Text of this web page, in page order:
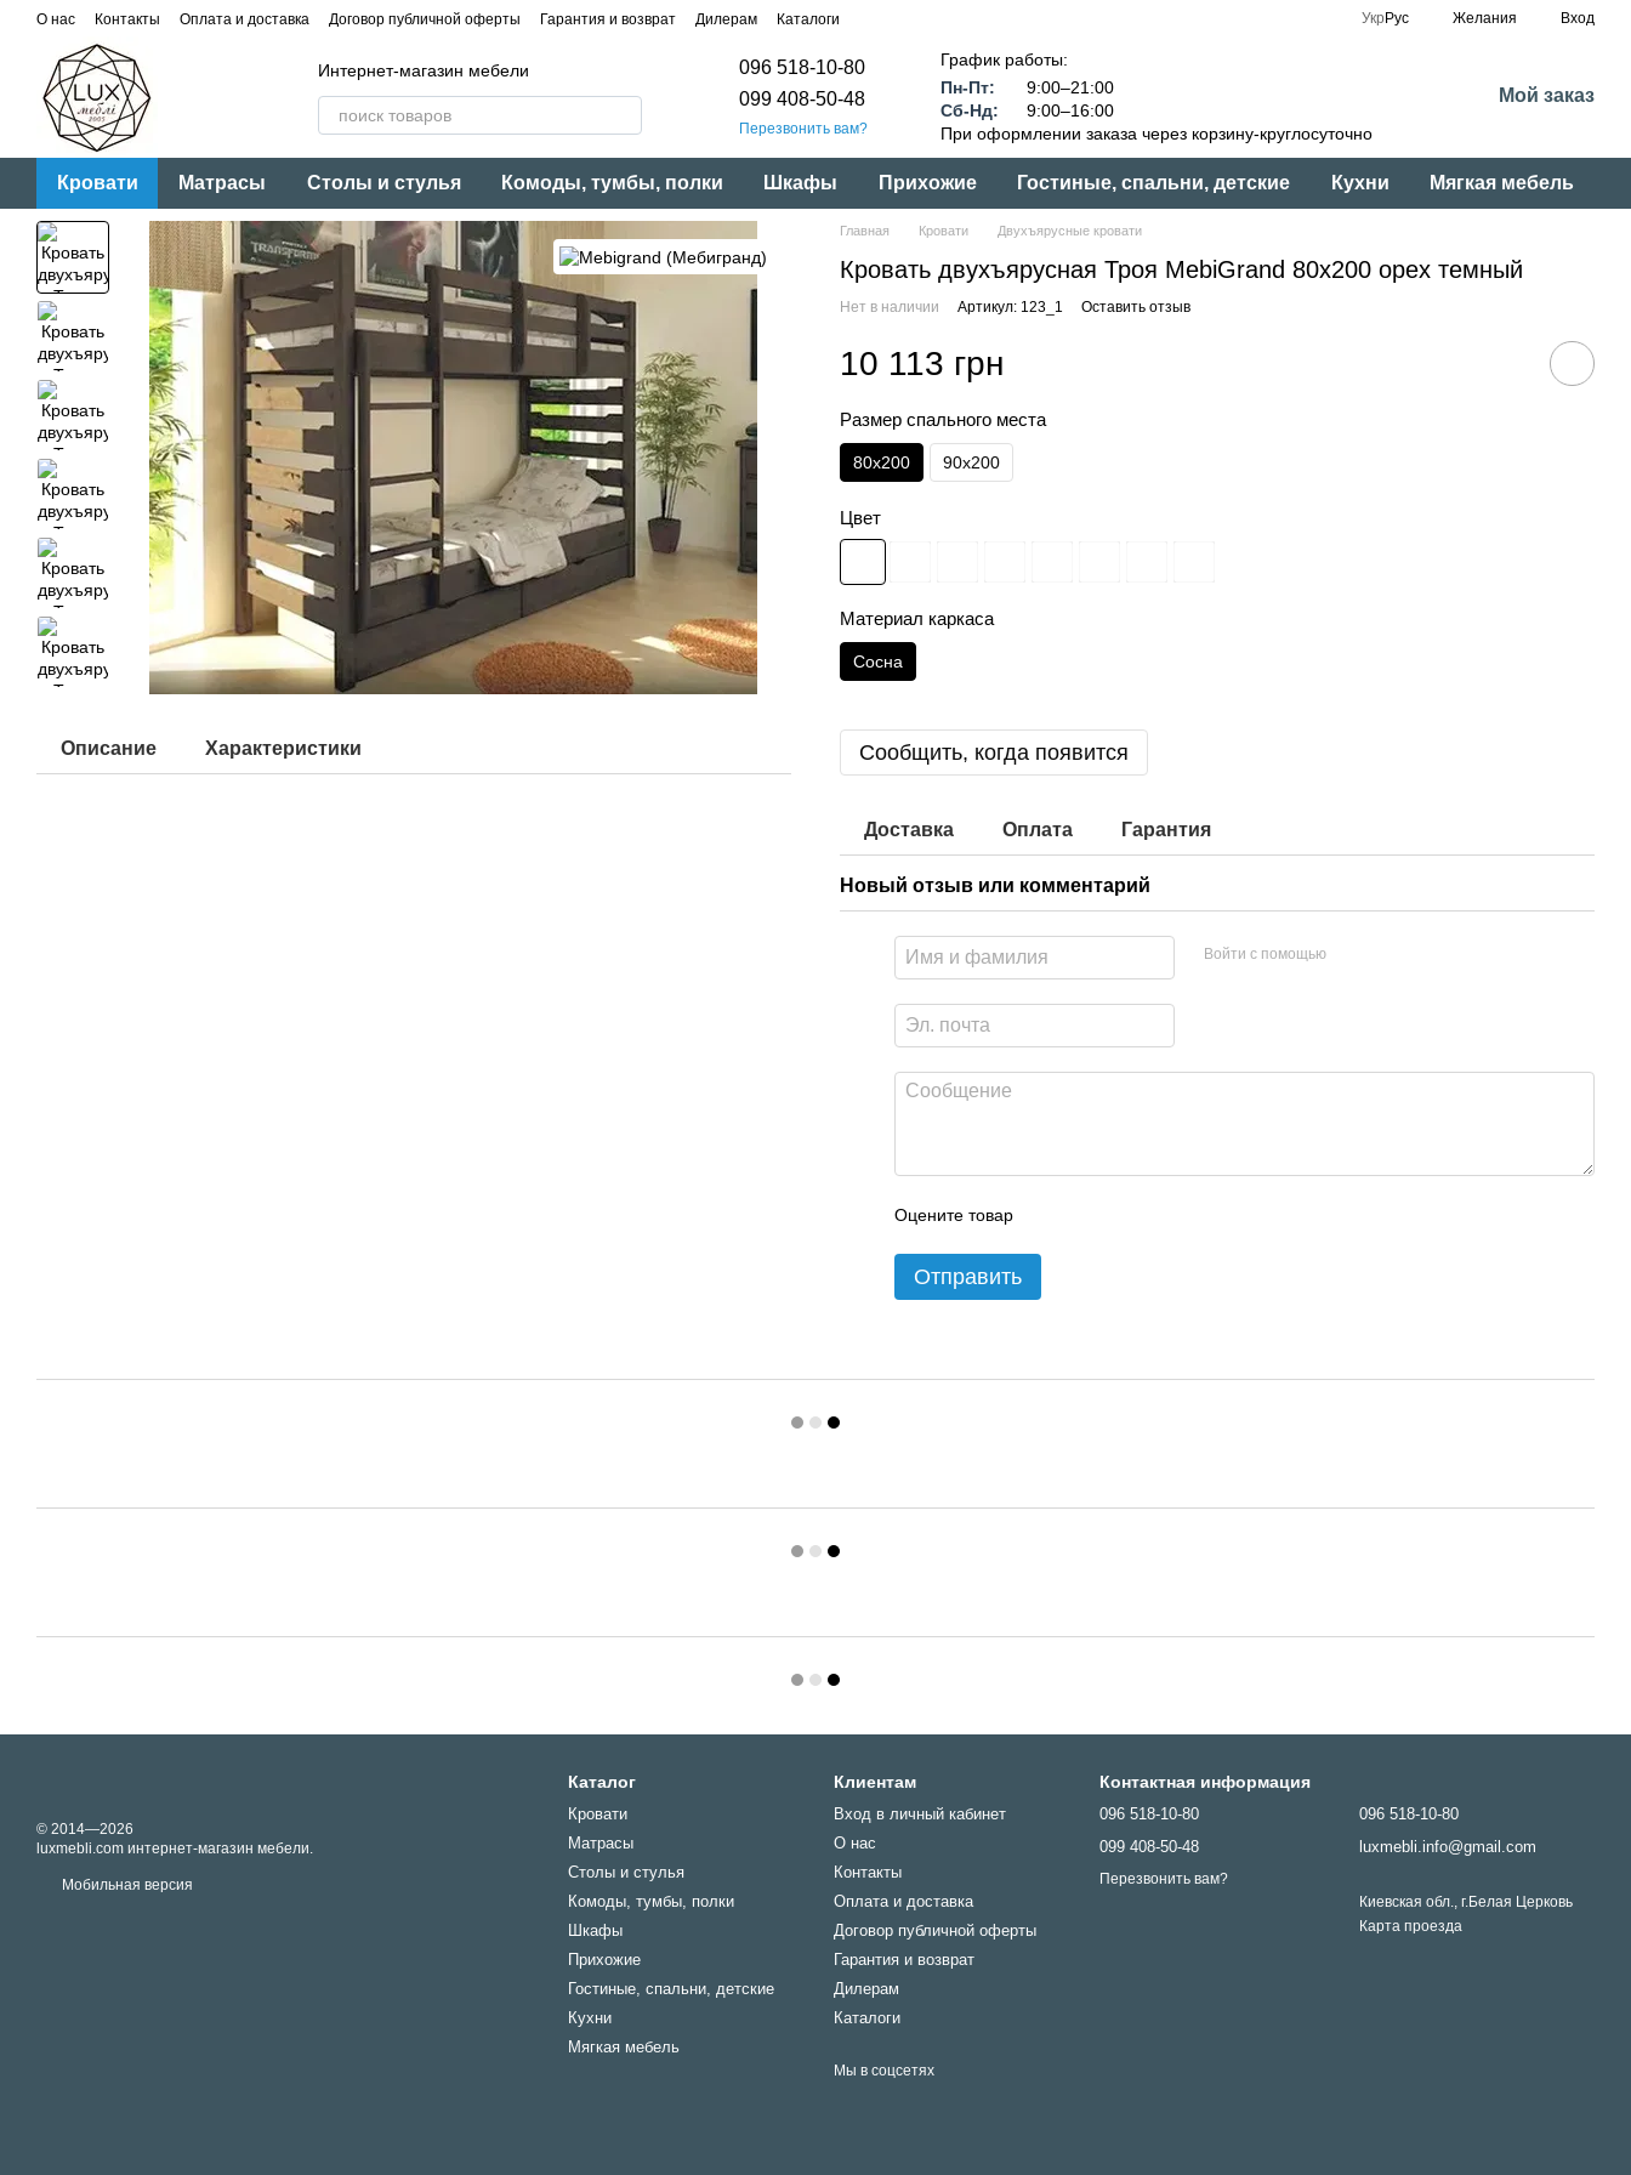
Перейти к основному контенту
О нас Контакты Оплата и доставка Договор публичной оферты Гарантия и возврат Дилерам Каталоги Укр Рус Желания Вход
Интернет-магазин мебели
096 518-10-80
099 408-50-48
Перезвонить вам?
График работы:
Пн-Пт:
9:00–21:00
Сб-Нд:
9:00–16:00
При оформлении заказа через корзину-круглосуточно
Мой заказ
Кровати Матрасы Столы и стулья Комоды, тумбы, полки Шкафы Прихожие Гостиные, спальни, детские Кухни Мягкая мебель
Описание Характеристики
Главная Кровати Двухъярусные кровати
Кровать двухъярусная Троя MebiGrand 80x200 орех темный
Нет в наличии Артикул: 123_1 Оставить отзыв
10 113 грн
Размер спального места
80x200 90x200
Цвет
Материал каркаса
Сосна
Сообщить, когда появится
Доставка Оплата Гарантия
Новый отзыв или комментарий
Войти с помощью
Оцените товар
Отправить
© 2014—2026
luxmebli.com интернет-магазин мебели.
Мобильная версия
Каталог
Кровати
Матрасы
Столы и стулья
Комоды, тумбы, полки
Шкафы
Прихожие
Гостиные, спальни, детские
Кухни
Мягкая мебель
Клиентам
Вход в личный кабинет
О нас
Контакты
Оплата и доставка
Договор публичной оферты
Гарантия и возврат
Дилерам
Каталоги
Мы в соцсетях
Контактная информация
096 518-10-80
099 408-50-48
Перезвонить вам?
096 518-10-80
luxmebli.info@gmail.com
Киевская обл., г.Белая Церковь
Карта проезда